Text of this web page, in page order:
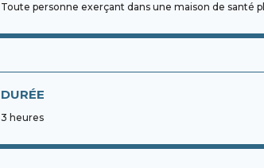
Toute personne exerçant dans une maison de santé
DURÉE
3 heures